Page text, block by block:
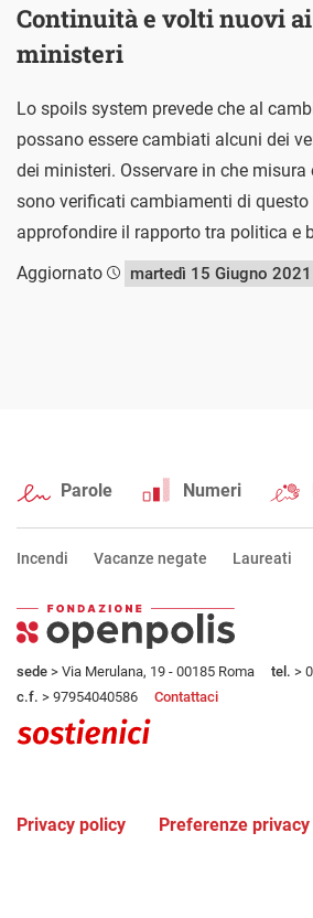
Continuità e volti nuovi
ministeri
Lo spoils system prevede che al
possano essere cambiati alcuni dei
dei ministeri. Osservare in che
sono verificati cambiamenti di questo
approfondire il rapporto tra politica e
Aggiornato
martedì 15 Giugno 2021
Parole Numeri
Incendi Vacanze negate Laureati
sede > Via Merulana, 19 - 00185 Roma tel. >
c.f. > 97954040586 Contattaci
Privacy policy Preferenze privacy